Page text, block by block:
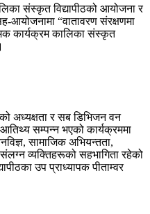
संस्कृत विद्यापीठको आयोजना र
आयोजनामा “वातावरण संरक्षणमा
कार्यक्रम कालिका संस्कृत
अध्यक्षता र सब डिभिजन वन
सम्पन्न भएको कार्यक्रममा
सामाजिक अभियन्तता,
संलग्न व्यक्तिहरूको सहभागिता रहेको
उप प्राध्यापक पीताम्वर